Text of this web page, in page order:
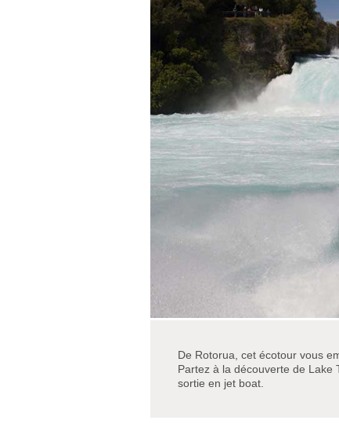
De Rotorua, cet écotour vous
Partez à la découverte de Lake
sortie en jet boat.